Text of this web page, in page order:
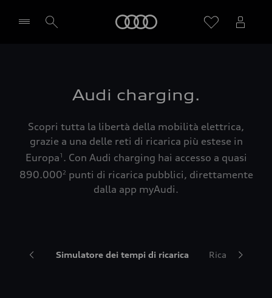
Audi charging.
Scopri tutta la libertà della mobilità elettrica,
grazie a una delle reti di ricarica più estese in
Europa1 . Con Audi charging hai accesso a quasi
890.0002 punti di ricarica pubblici, direttamente
dalla app myAudi.
Tariffe Simulatore dei tempi di ricarica Ricarica senza